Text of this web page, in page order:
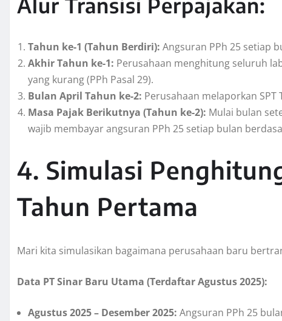
Tahun ke-1 (Tahun Berdiri): Angsuran PPh 25 setiap
Akhir Tahun ke-1: Perusahaan menghitung seluruh
yang kurang (PPh Pasal 29).
Bulan April Tahun ke-2: Perusahaan melaporkan
Masa Pajak Berikutnya (Tahun ke-2): Mulai bulan
wajib membayar angsuran PPh 25 setiap bulan
4. Simulasi
Tahun Pertama
Mari kita simulasikan bagaimana perusahaan baru
Data PT Sinar Baru Utama (Terdaftar Agustus 2025):
Agustus 2025 – Desember 2025: Angsuran PPh 25